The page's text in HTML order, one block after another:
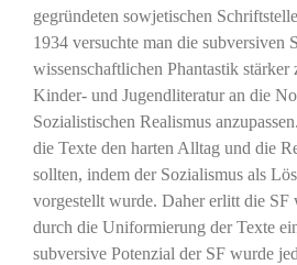
gegründeten sowjetischen
1934 versuchte man die subversiven
wissenschaftlichen Phantastik stärker
Kinder- und Jugendliteratur an die
Sozialistischen Realismus
die Texte den harten Alltag und die
sollten, indem der Sozialismus als
vorgestellt wurde. Daher erlitt die SF
durch die Uniformierung der Texte
subversive Potenzial der SF wurde